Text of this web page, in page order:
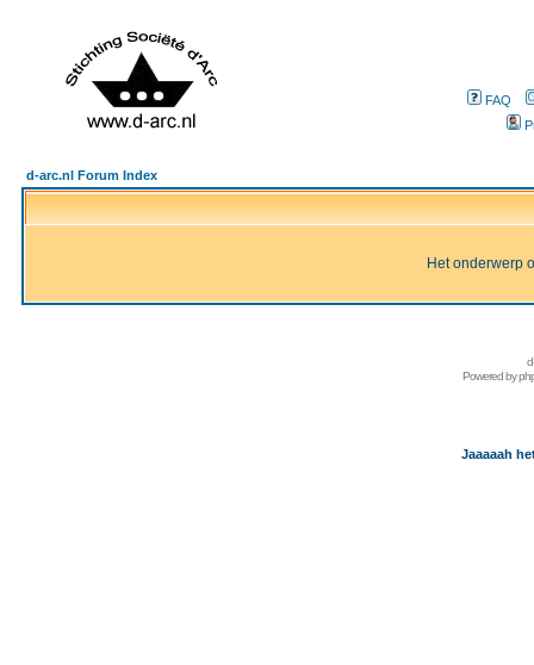
FAQ
d-arc.nl Forum Index
Het onderwerp
Powered by
Jaaaaah